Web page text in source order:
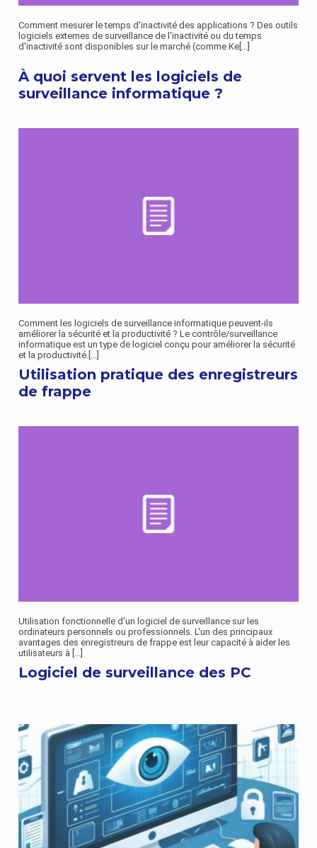
Comment mesurer le temps d'inactivité des applications ? Des outils
logiciels externes de surveillance de l'inactivité ou du temps
d'inactivité sont disponibles sur le marché (comme Ke[...]
À quoi servent les logiciels de
surveillance informatique ?
Comment les logiciels de surveillance informatique peuvent-ils
améliorer la sécurité et la productivité ? Le contrôle/surveillance
informatique est un type de logiciel conçu pour améliorer la sécurité
et la productivité. [...]
Utilisation pratique des enregistreurs
de frappe
Utilisation fonctionnelle d'un logiciel de surveillance sur les
ordinateurs personnels ou professionnels. L'un des principaux
avantages des enregistreurs de frappe est leur capacité à aider les
utilisateurs à [...]
Logiciel de surveillance des PC